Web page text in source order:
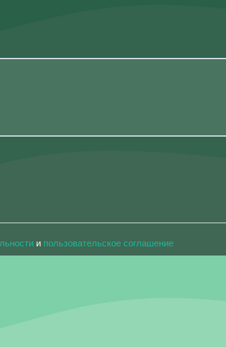
и пользовательское соглашение